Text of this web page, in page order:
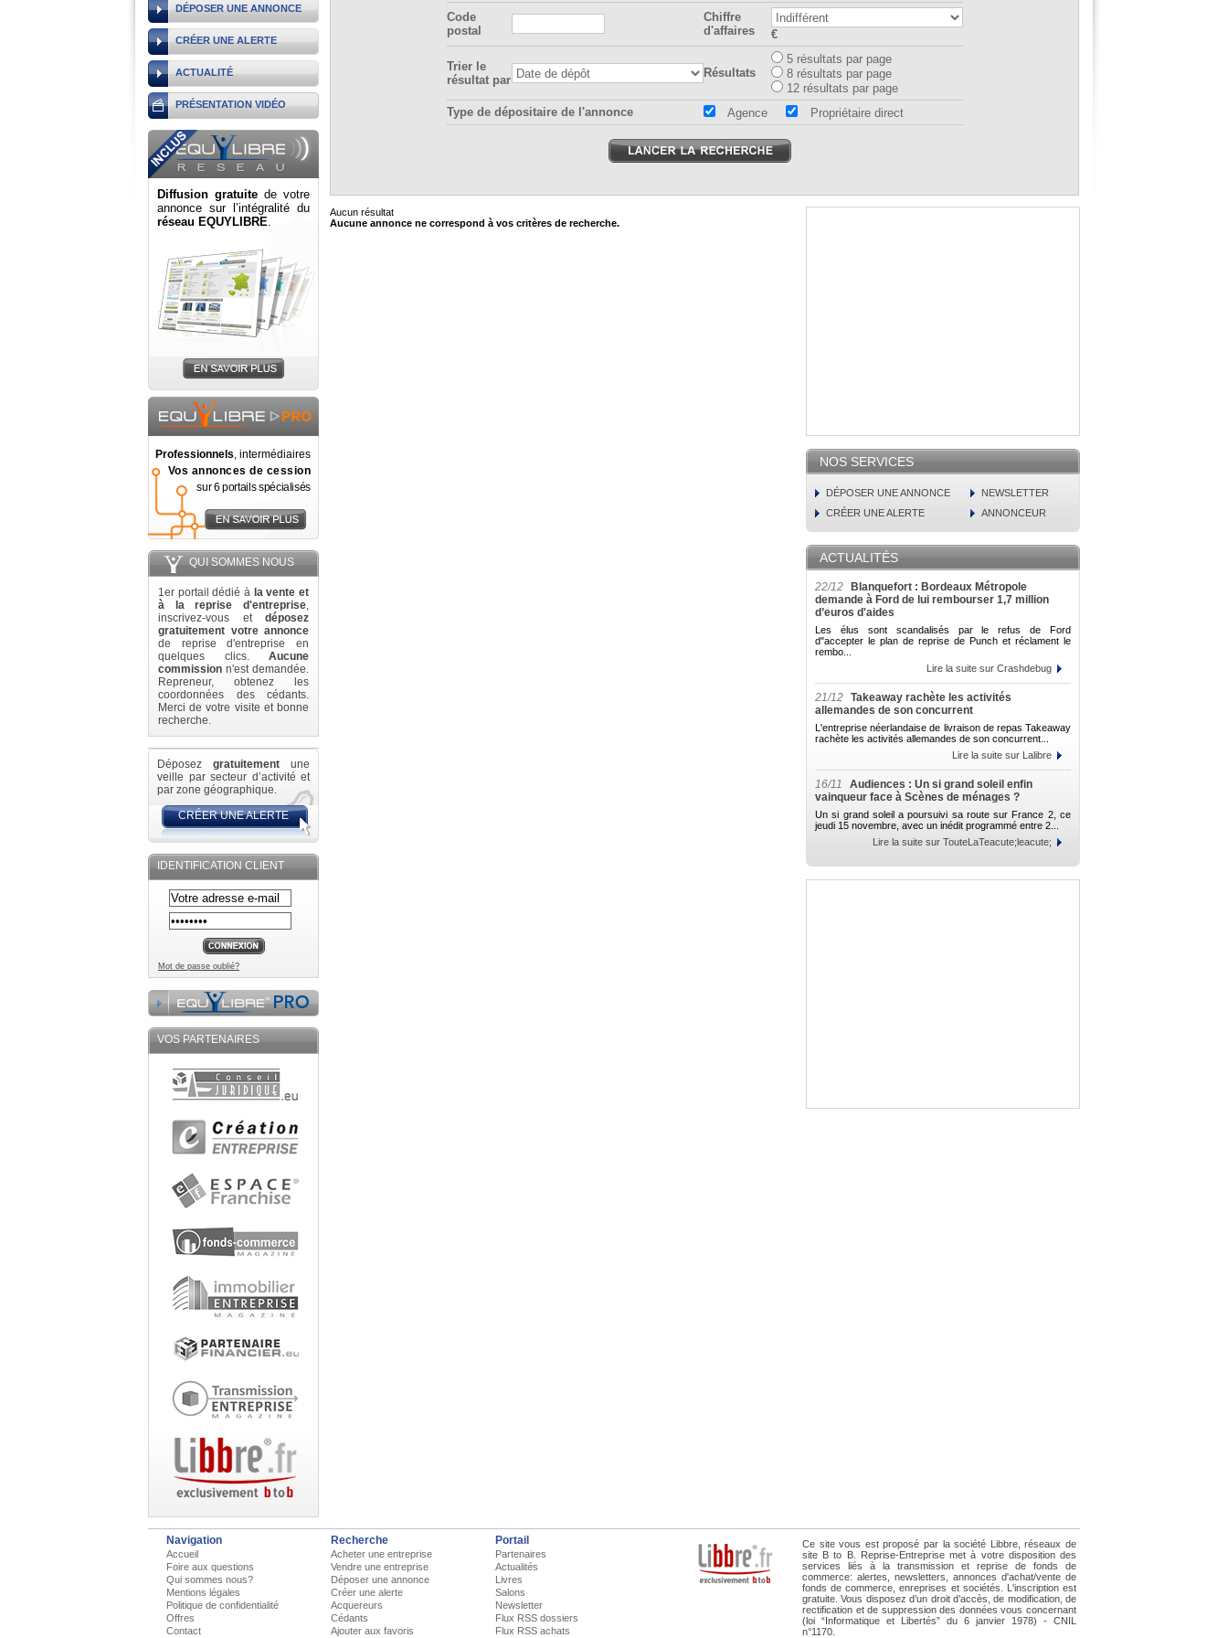
DÉPOSER UNE ANNONCE
CRÉER UNE ALERTE
ACTUALITÉ
PRÉSENTATION VIDÉO
Diffusion gratuite de votre
annonce sur l’intégralité du
réseau EQUYLIBRE.
Professionnels, intermédiaires
Vos annonces de cession
sur 6 portails spécialisés
QUI SOMMES NOUS
1er portail dédié à la vente et
à la reprise d'entreprise,
inscrivez-vous et déposez
gratuitement votre annonce
de reprise d'entreprise en
quelques clics. Aucune
commission n'est demandée.
Repreneur, obtenez les
coordonnées des cédants.
Merci de votre visite et bonne
recherche.
Déposez gratuitement une
veille par secteur d’activité et
par zone géographique.
CRÉER UNE ALERTE
IDENTIFICATION CLIENT
Mot de passe oublié?
VOS PARTENAIRES
Code
postal
Chiffre
d'affaires
€
Trier le
résultat par
Résultats
5 résultats par page
8 résultats par page
12 résultats par page
Type de dépositaire de l'annonce
Agence Propriétaire direct
Aucun résultat
Aucune annonce ne correspond à vos critères de recherche.
NOS SERVICES
DÉPOSER UNE ANNONCE
NEWSLETTER
CRÉER UNE ALERTE
ANNONCEUR
ACTUALITÉS
22/12
Blanquefort : Bordeaux Métropole
demande à Ford de lui rembourser 1,7 million
d’euros d'aides
Les élus sont scandalisés par le refus de Ford
d"accepter le plan de reprise de Punch et réclament le
rembo...
Lire la suite sur Crashdebug
21/12 Takeaway rachète les activités
allemandes de son concurrent
L'entreprise néerlandaise de livraison de repas Takeaway
rachète les activités allemandes de son concurrent...
Lire la suite sur Lalibre
16/11
Audiences : Un si grand soleil enfin
vainqueur face à Scènes de ménages ?
Un si grand soleil a poursuivi sa route sur France 2, ce
jeudi 15 novembre, avec un inédit programmé entre 2...
Lire la suite sur TouteLaTeacute;leacute;
Navigation
Accueil
Foire aux questions
Qui sommes nous?
Mentions légales
Politique de confidentialité
Offres
Contact
Recherche
Acheter une entreprise
Vendre une entreprise
Déposer une annonce
Créer une alerte
Acquereurs
Cédants
Ajouter aux favoris
Portail
Partenaires
Actualités
Livres
Salons
Newsletter
Flux RSS dossiers
Flux RSS achats
Ce site vous est proposé par la société Libbre, réseaux de
site B to B. Reprise-Entreprise met à votre disposition des
services liés à la transmission et reprise de fonds de
commerce: alertes, newsletters, annonces d'achat/vente de
fonds de commerce, enreprises et sociétés. L'inscription est
gratuite. Vous disposez d’un droit d’accès, de modification, de
rectification et de suppression des données vous concernant
(loi “Informatique et Libertés” du 6 janvier 1978) - CNIL
n°1170.